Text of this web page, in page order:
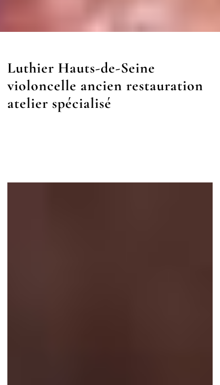
Luthier Hauts-de-Seine
violoncelle ancien restauration
atelier spécialisé